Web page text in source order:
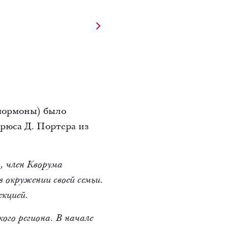
было
Д. Портера из
Кворума
своей семьи.
региона. В начале